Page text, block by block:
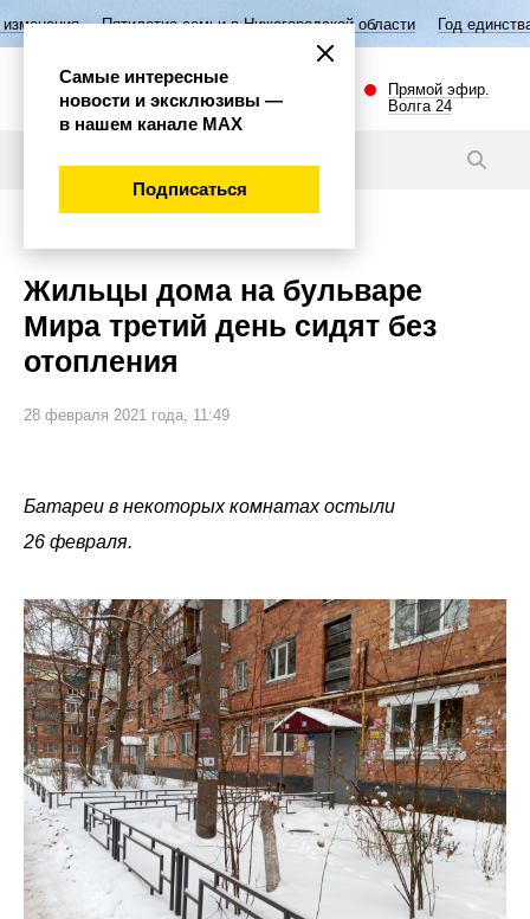
семьи в Нижегородской области Год единства народов
Прямой эфир.
Волга 24
Жильцы дома на бульваре
Мира третий день сидят без
отопления
28 февраля 2021 года, 11:49
Батареи в некоторых комнатах остыли
26 февраля.
Самые интересные
новости и эксклюзивы —
в нашем канале МАХ
Подписаться